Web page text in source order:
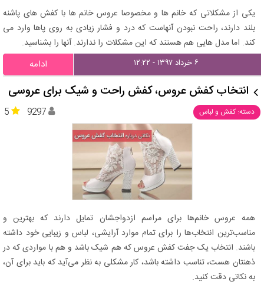
یکی از مشکلاتی که خانم ها و مخصوصا عروس خانم ها با کفش های پاشنه
بلند دارند، راحت نبودن آنهاست که درد و فشار زیادی به روی پاها وارد می
کند. اما مدل هایی هم هستند که این مشکلات را ندارند. آنها را بشناسید.
۶ خرداد ۱۳۹۷ - ۱۲:۲۲ ادامه
انتخاب کفش عروس، کفش راحت و شیک برای عروسی
دسته: کفش و لباس 5 9297
همه عروس خانم‌ها برای مراسم ازدواجشان تمایل دارند که بهترین و
مناسب‌ترین انتخاب‌ها را برای تمام موارد آرایشی، لباس و زیبایی خود داشته
باشند. انتخاب یک جفت کفش عروس که هم شیک باشد و هم با مواردی که در
ذهنتان هست، تناسب داشته باشد، کار مشکلی به نظر می‌آید که باید برای آن،
به نکاتی دقت کنید.